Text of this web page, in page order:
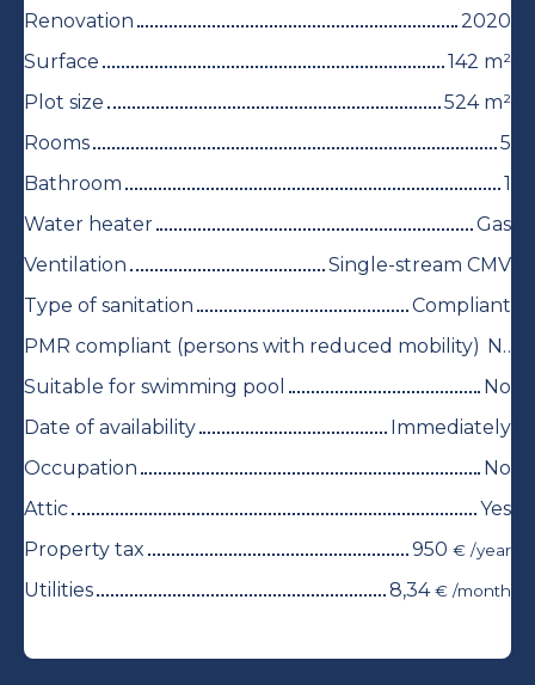
Renovation
2020
Surface
142 m²
Plot size
524 m²
Rooms
5
Bathroom
1
Water heater
Gas
Ventilation
Single-stream CMV
Type of sanitation
Compliant
PMR compliant (persons with reduced mobility)
No
Suitable for swimming pool
No
Date of availability
Immediately
Occupation
No
Attic
Yes
Property tax
950 € /year
Utilities 8,34€ /month